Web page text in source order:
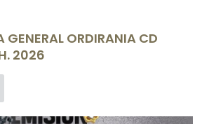
GENERAL ORDIRANIA CD
2026